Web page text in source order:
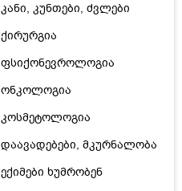
კანი, კუნთები, ძვლები
ქირურგია
ფსიქონევროლოგია
ონკოლოგია
კოსმეტოლოგია
დაავადებები, მკურნალობა
ექიმები ხუმრობენ